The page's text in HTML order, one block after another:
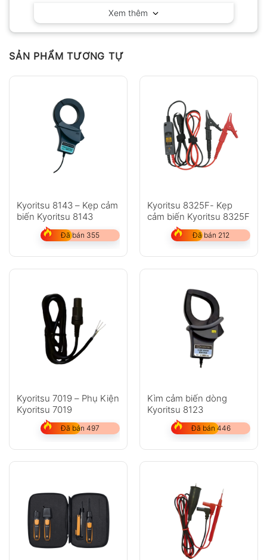
Xem thêm
SẢN PHẨM TƯƠNG TỰ
Kyoritsu 8143 – Kẹp cảm
biến Kyoritsu 8143
Đã bán 355
Kyoritsu 8325F- Kẹp
cảm biến Kyoritsu 8325F
Đã bán 212
Kyoritsu 7019 – Phụ Kiện
Kyoritsu 7019
Đã bán 497
Kìm cảm biến dòng
Kyoritsu 8123
Đã bán 446